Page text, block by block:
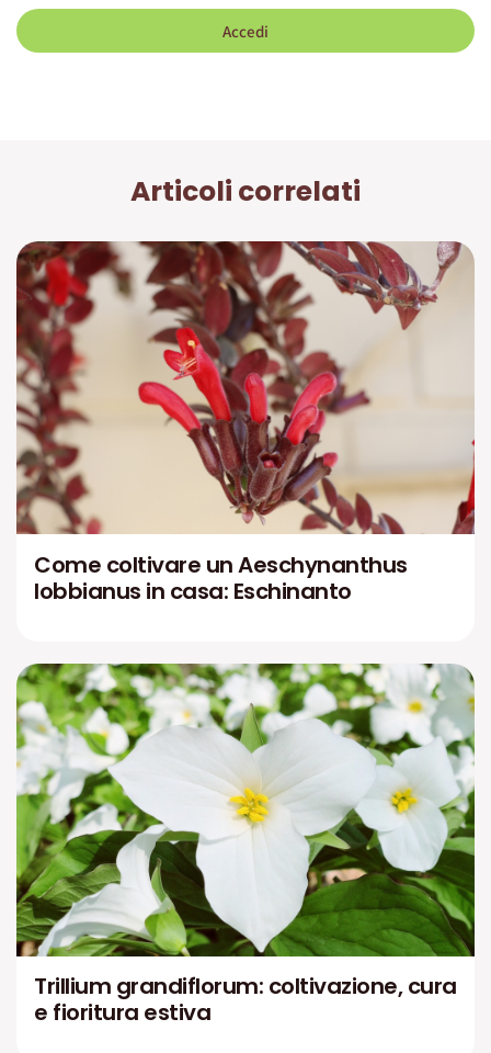
Accedi
Articoli correlati
Come coltivare un Aeschynanthus
lobbianus in casa: Eschinanto
Trillium grandiflorum: coltivazione, cura
e fioritura estiva